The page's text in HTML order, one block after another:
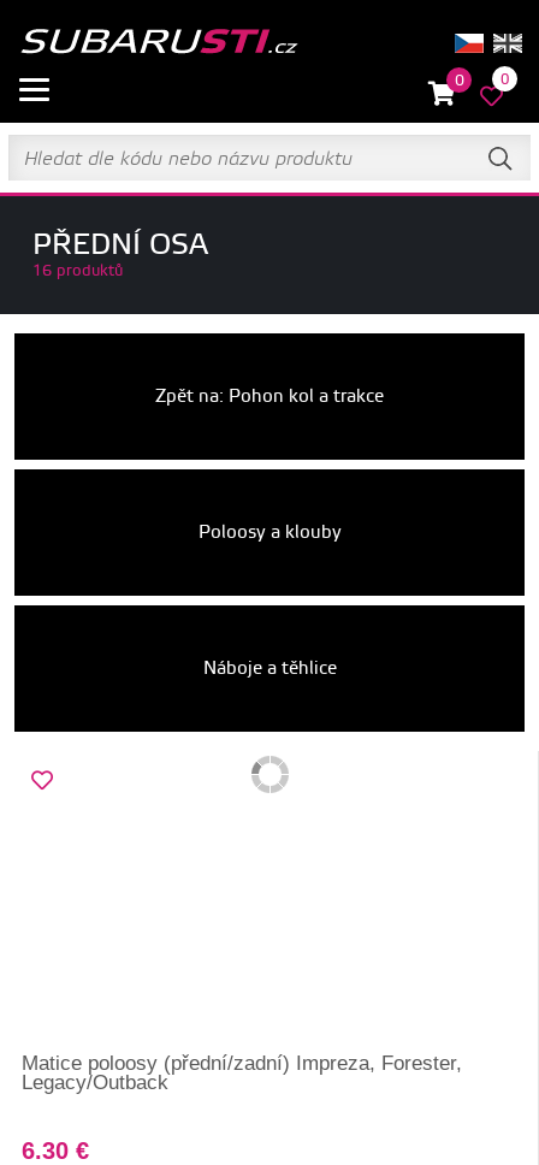
0 0
PŘEDNÍ OSA
16 produktů
Zpět na: Pohon kol a trakce
Poloosy a klouby
Náboje a těhlice
Matice poloosy (přední/zadní) Impreza, Forester,
Legacy/Outback
6.30 €